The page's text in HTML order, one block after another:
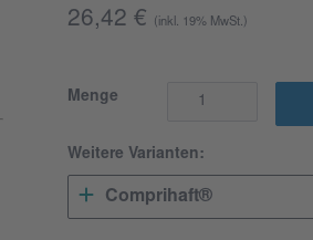
26,42 €
(inkl. 19% MwSt.)
Menge
Weitere Varianten:
Comprihaft®